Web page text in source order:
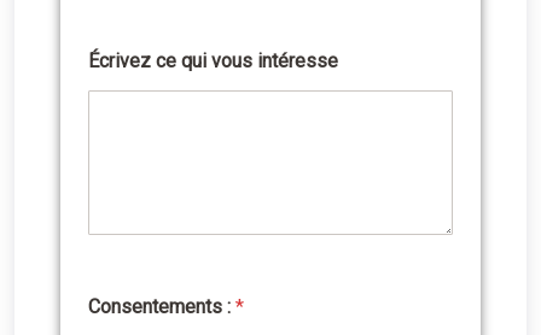
Écrivez ce qui vous intéresse
Consentements : *